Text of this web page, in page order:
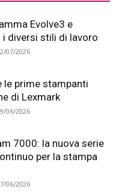
Evolve3 e
diversi stili di lavoro
07/2026
le prime stampanti
di Lexmark
06/2026
7000: la nuova serie
per la stampa
06/2026